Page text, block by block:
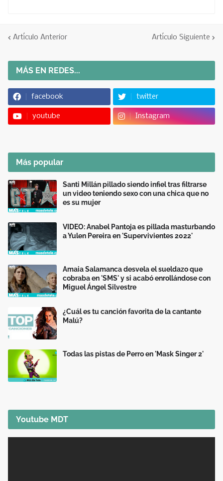
Artículo Anterior Artículo Siguiente
MÁS EN REDES...
facebook twitter
youtube Instagram
Más popular
Santi Millán pillado siendo infiel tras filtrarse
un video teniendo sexo con una chica que no
es su mujer
VIDEO: Anabel Pantoja es pillada masturbando
a Yulen Pereira en 'Supervivientes 2022'
Amaia Salamanca desvela el sueldazo que
cobraba en 'SMS' y si acabó enrollándose con
Miguel Ángel Silvestre
¿Cuál es tu canción favorita de la cantante
Malú?
Todas las pistas de Perro en 'Mask Singer 2'
Youtube MDT